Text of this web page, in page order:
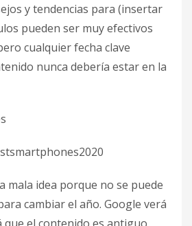
y tendencias para (insertar
pueden ser muy efectivos
cualquier fecha clave
nunca debería estar en la
mala idea porque no se puede
cambiar el año. Google verá